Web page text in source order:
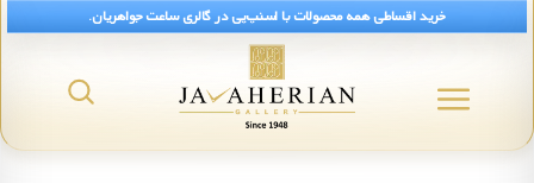
خرید اقساطی همه محصولات با اسنپ‌پی در گالری ساعت جواهریان.